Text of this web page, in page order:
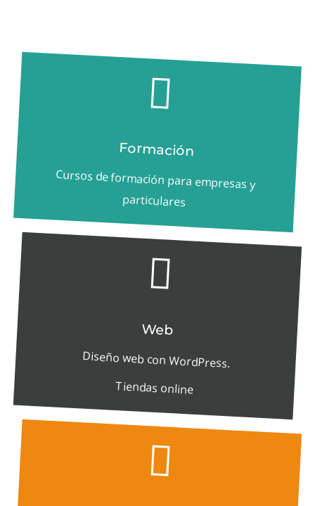
Formación
Cursos de formación para empresas y
particulares
Web
Diseño web con WordPress.
Tiendas online